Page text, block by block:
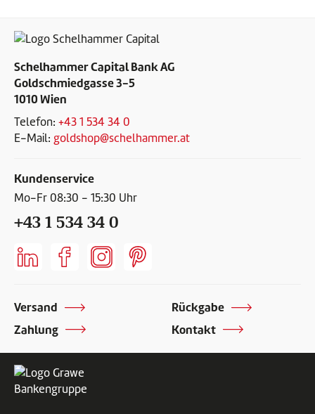
Schelhammer Capital Bank AG
Goldschmiedgasse 3-5
1010 Wien
Telefon: +43 1 534 34 0
E-Mail: goldshop@schelhammer.at
Kundenservice
Mo-Fr 08:30 - 15:30 Uhr
+43 1 534 34 0
Versand
Rückgabe
Zahlung
Kontakt